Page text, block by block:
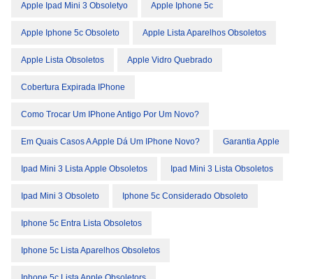
Apple Ipad Mini 3 Obsoletyo Apple Iphone 5c
Apple Iphone 5c Obsoleto Apple Lista Aparelhos Obsoletos
Apple Lista Obsoletos Apple Vidro Quebrado
Cobertura Expirada IPhone
Como Trocar Um IPhone Antigo Por Um Novo?
Em Quais Casos A Apple Dá Um IPhone Novo? Garantia Apple
Ipad Mini 3 Lista Apple Obsoletos Ipad Mini 3 Lista Obsoletos
Ipad Mini 3 Obsoleto Iphone 5c Considerado Obsoleto
Iphone 5c Entra Lista Obsoletos
Iphone 5c Lista Aparelhos Obsoletos